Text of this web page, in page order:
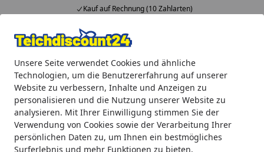
Unsere Seite verwendet Cookies und ähnliche
Technologien, um die Benutzererfahrung auf unserer
Website zu verbessern, Inhalte und Anzeigen zu
personalisieren und die Nutzung unserer Website zu
analysieren. Mit Ihrer Einwilligung stimmen Sie der
Verwendung von Cookies sowie der Verarbeitung Ihrer
persönlichen Daten zu, um Ihnen ein bestmögliches
Surferlebnis und mehr Funktionen zu bieten.
Kauf auf Rechnung (10 Zahlarten)
Alle Produkte
Mein Konto
Suchen
Startseite
Teichprodukte Teichbau Ubbink Teichschale Fertigteich
Ubbink Teichschale Fertigteich
Calmus S III - 350 l